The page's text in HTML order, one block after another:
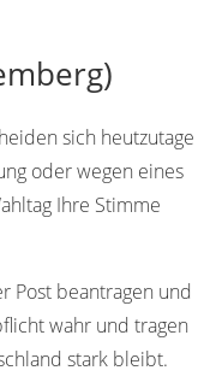
sich
oder wegen eines
Ihre Stimme
Post beantragen und
wahr und tragen
stark bleibt.